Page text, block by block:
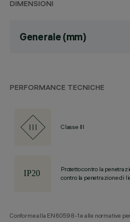
DIMENSIONI
Generale (mm)
PERFORMANCE TECNICHE
Classe III
Protetto contro la
contro la penetrazione di
Conforme alla EN60598-1 e alle normative